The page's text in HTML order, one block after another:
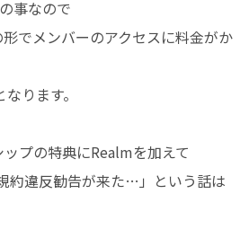
事なので
でメンバーのアクセスに料金がか
なります。
プの特典にRealmを加えて
約違反勧告が来た…」という話は